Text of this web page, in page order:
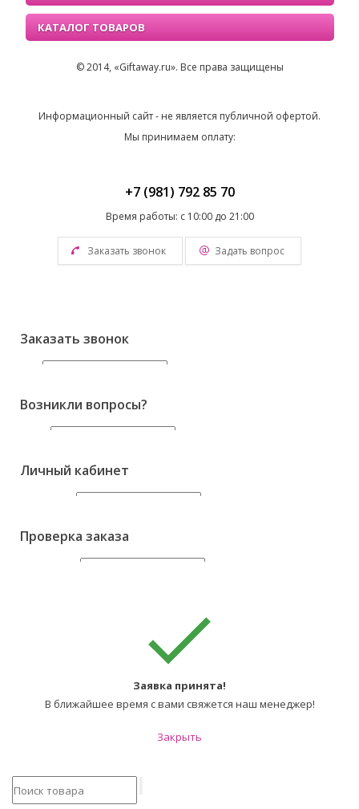
КАТАЛОГ ТОВАРОВ
© 2014, «Giftaway.ru». Все права защищены
Информационный сайт - не является публичной офертой.
Мы принимаем оплату:
+7 (981) 792 85 70
Время работы: с 10:00 до 21:00
Заказать звонок Задать вопрос
Заказать звонок
Телефон
Отправить
Возникли вопросы?
Телефон*
Опишите ваш вопрос*
Личный кабинет
ПарольЗабыли?
Авторизоваться Регистрация
Проверка заказа
Заявка принята!
В ближайшее время с вами свяжется наш менеджер!
Закрыть